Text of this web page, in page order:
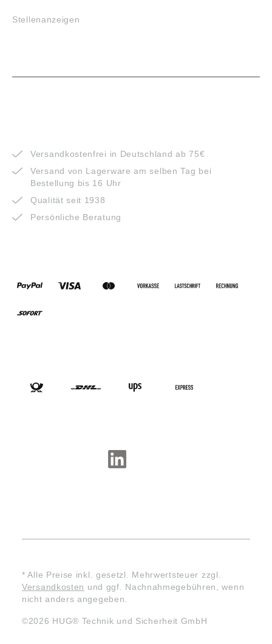
Stellenanzeigen
Versandkostenfrei in Deutschland ab 75€
Versand von Lagerware am selben Tag bei
Bestellung bis 16 Uhr
Qualität seit 1938
Persönliche Beratung
* Alle Preise inkl. gesetzl. Mehrwertsteuer zzgl.
Versandkosten und ggf. Nachnahmegebühren, wenn
nicht anders angegeben.
©2026 HUG® Technik und Sicherheit GmbH